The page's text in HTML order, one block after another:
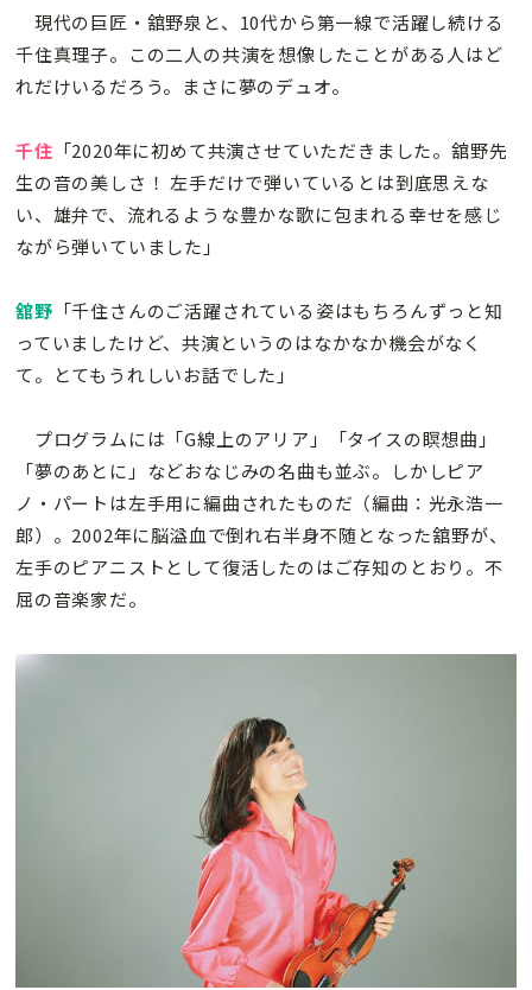
現代の巨匠・舘野泉と、10代から第一線で活躍し続ける
千住真理子。この二人の共演を想像したことがある人はど
れだけいるだろう。まさに夢のデュオ。
千住 「2020年に初めて共演させていただきました。舘野先
生の音の美しさ！ 左手だけで弾いているとは到底思えな
い、雄弁で、流れるような豊かな歌に包まれる幸せを感じ
ながら弾いていました」
舘野 「千住さんのご活躍されている姿はもちろんずっと知
っていましたけど、共演というのはなかなか機会がなく
て。とてもうれしいお話でした」
プログラムには「G線上のアリア」「タイスの瞑想曲」
「夢のあとに」などおなじみの名曲も並ぶ。しかしピア
ノ・パートは左手用に編曲されたものだ（編曲：光永浩一
郎）。2002年に脳溢血で倒れ右半身不随となった舘野が、
左手のピアニストとして復活したのはご存知のとおり。不
屈の音楽家だ。